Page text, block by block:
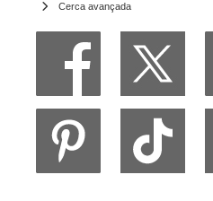
Cerca avançada